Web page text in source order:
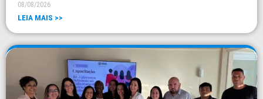
08/08/2026
LEIA MAIS >>